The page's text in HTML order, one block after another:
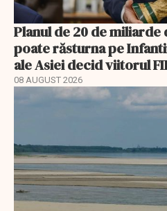
Planul de 20 de
poate răsturna pe
ale Asiei decid viitorul
08 AUGUST 2026